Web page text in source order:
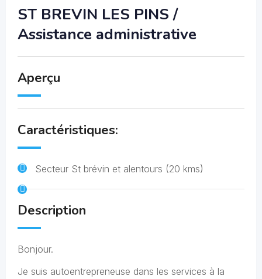
ST BREVIN LES PINS /
Assistance administrative
Aperçu
Caractéristiques:
Secteur St brévin et alentours (20 kms)
Description
Bonjour.
Je suis autoentrepreneuse dans les services à la